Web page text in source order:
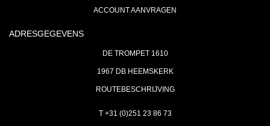
ACCOUNT AANVRAGEN
ADRESGEGEVENS
DE TROMPET 1610
1967 DB HEEMSKERK
ROUTEBESCHRIJVING
T +31 (0)251 23 86 73